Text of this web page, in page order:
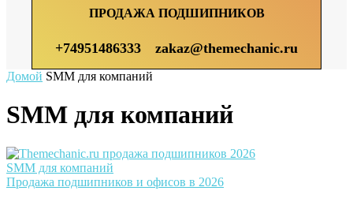
ПРОДАЖА ПОДШИПНИКОВ
+74951486333 zakaz@themechanic.ru
Домой SMM для компаний
SMM для компаний
SMM для компаний
Продажа подшипников и офисов в 2026